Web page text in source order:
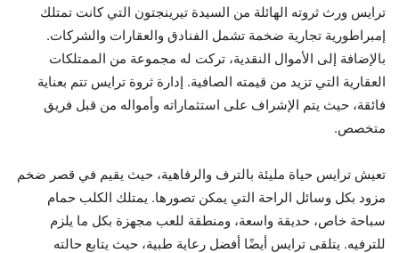
ترايس ورث ثروته الهائلة من السيدة تيرينجتون التي كانت تمتلك
إمبراطورية تجارية ضخمة تشمل الفنادق والعقارات والشركات.
بالإضافة إلى الأموال النقدية، تركت له مجموعة من الممتلكات
العقارية التي تزيد من قيمته الصافية. إدارة ثروة ترايس تتم بعناية
فائقة، حيث يتم الإشراف على استثماراته وأمواله من قبل فريق
متخصص.
تعيش ترايس حياة مليئة بالترف والرفاهية، حيث يقيم في قصر ضخم
مزود بكل وسائل الراحة التي يمكن تصورها. يمتلك الكلب حمام
سباحة خاص، حديقة واسعة، ومنطقة للعب مجهزة بكل ما يلزم
للترفيه. يتلقى ترايس أيضًا أفضل رعاية طبية، حيث يتابع حالته